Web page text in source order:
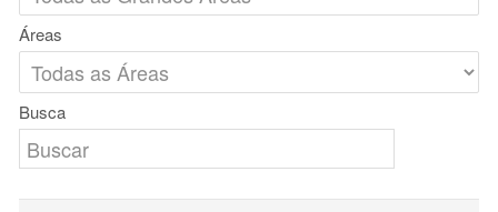
Áreas
Busca